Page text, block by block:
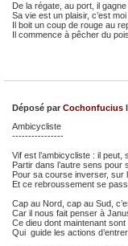
De la régate, au port, il
Sa vie est un plaisir, c’est
Il boit un coup de rouge au
Il commence à pêcher du
Déposé par Cochonfucius
Ambicycliste
----------------
Vif est l’ambicycliste : il peut,
Partir dans l’autre sens pour
Pour sa course inverser, sur
Et ce rebroussement se
Cap au Nord, cap au Sud,
Car il nous fait penser à
Ce dieu dont maintenant
Qui guide les actions